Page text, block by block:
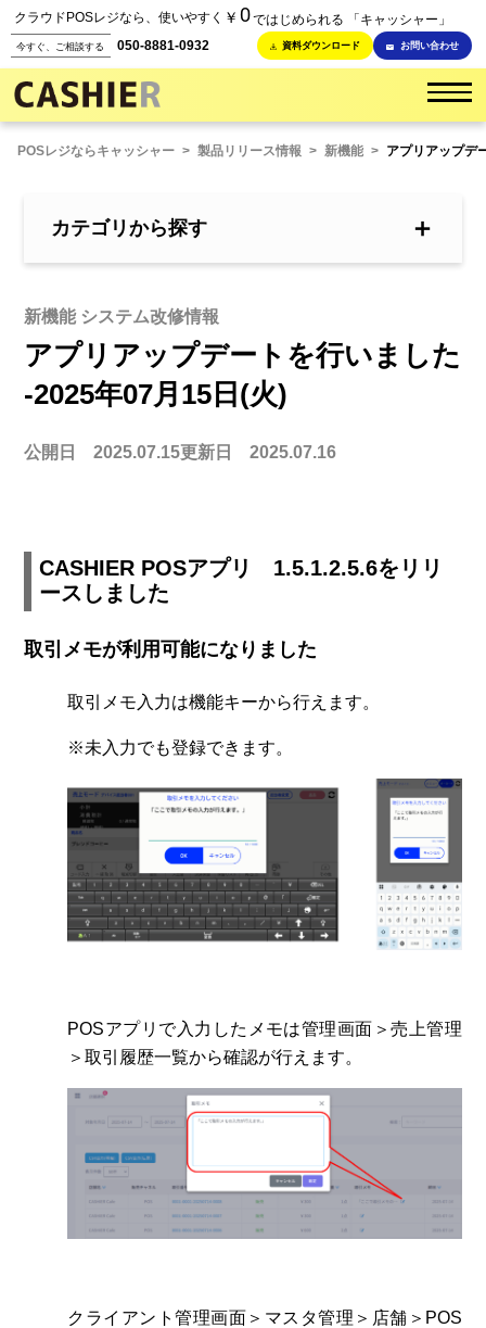
クラウドPOSレジなら、使いやすく ￥ 0ではじめられる 「キャッシャー」
今すぐ、ご相談する 050-8881-0932 資料ダウンロード お問い合わせ
POSレジならキャッシャー > 製品リリース情報 > 新機能 > アプリアップデ
カテゴリから探す ＋
新機能 システム改修情報
アプリアップデートを行いました
-2025年07月15日(火)
公開日 2025.07.15更新日 2025.07.16
CASHIER POSアプリ 1.5.1.2.5.6をリリ
ースしました
取引メモが利用可能になりました
取引メモ入力は機能キーから行えます。
※未入力でも登録できます。
POSアプリで入力したメモは管理画面＞売上管理
＞取引履歴一覧から確認が行えます。
クライアント管理画面＞マスタ管理＞店舗＞POS